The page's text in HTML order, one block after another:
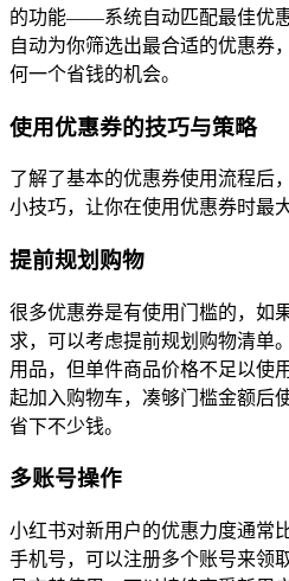
的功能——系统自动匹配最佳优
自动为你筛选出最合适的优惠券
何一个省钱的机会。
使用优惠券的技巧与策略
了解了基本的优惠券使用流程后
小技巧，让你在使用优惠券时最
提前规划购物
很多优惠券是有使用门槛的，如
求，可以考虑提前规划购物清单
用品，但单件商品价格不足以使
起加入购物车，凑够门槛金额后
省下不少钱。
多账号操作
小红书对新用户的优惠力度通常
手机号，可以注册多个账号来领